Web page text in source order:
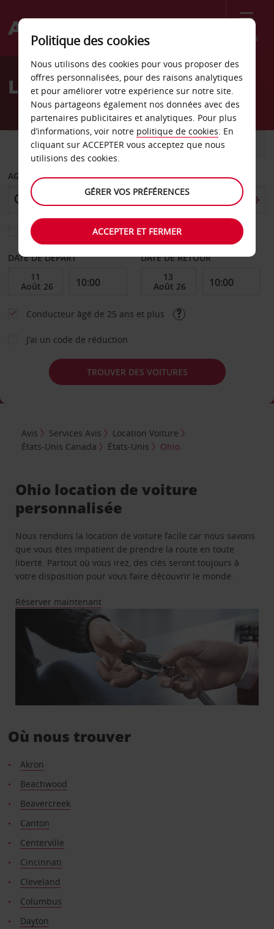
Menu
Welcome
AvisLocation de voiture Ohio
VOITURE UTILITAIRE
AGENCE DE DÉPART
Sélectionnez une autre agence de retour
DATE DE DÉPART DATE DE RETOUR
Conducteur âgé de 25 ans et plus
J’ai un code de réduction
TROUVER DES VOITURES
Avis Services Avis
Location Voiture
États-Unis Canada
États-Unis Ohio
Ohio location de voiture
personnalisée
Nous rendons la location de voiture facile car nous savons
que vous êtes impatient de prendre la route en toute
liberté. Partout où vous irez, des clés seront toujours à
votre disposition pour vous faire découvrir le monde.
Réserver maintenant
Où nous trouver
Akron
Beachwood
Beavercreek
Canton
Centerville
Cincinnati
Cleveland
Columbus
Dayton
Politique des cookies
Nous utilisons des cookies pour vous proposer des
offres personnalisées, pour des raisons analytiques
et pour améliorer votre expérience sur notre site.
Nous partageons également nos données avec des
partenaires publicitaires et analytiques. Pour plus
d’informations, voir notre politique de cookies. En
cliquant sur ACCEPTER vous acceptez que nous
utilisions des cookies.
GÉRER VOS PRÉFÉRENCES
ACCEPTER ET FERMER